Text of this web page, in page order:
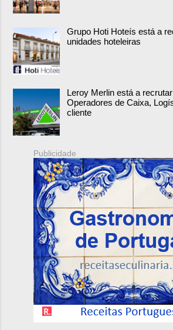
Grupo Hoti Hoteís está a
unidades hoteleiras
Leroy Merlin está a
Operadores de Caixa,
cliente
Publicidade